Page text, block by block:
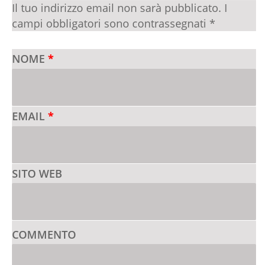
Il tuo indirizzo email non sarà pubblicato. I
campi obbligatori sono contrassegnati *
NOME *
EMAIL *
SITO WEB
COMMENTO